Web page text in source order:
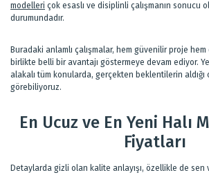
modelleri çok esaslı ve disiplinli çalışmanın sonucu
durumundadır.
Buradaki anlamlı çalışmalar, hem güvenilir proje
birlikte belli bir avantajı göstermeye devam ediyor.
alakalı tüm konularda, gerçekten beklentilerin aldığı
görebiliyoruz.
En Ucuz ve En Yeni Halı
Fiyatları
Detaylarda gizli olan kalite anlayışı, özellikle de sen